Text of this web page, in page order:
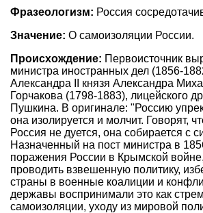
Фразеологизм: Россия
Значение: О самоизоляции России.
Происхождение: Первоисточник
министра иностранных дел (1856-
Александра II князя Александра
Горчакова (1798-1883), лицейского
Пушкина. В оригинале: "Россию
она изолируется и молчит. Говорят,
Россия не дуется, она собирается с
Назначенный на пост министра в
поражения России в Крымской
проводить взвешенную политику,
страны в военные коалиции и
державы воспринимали это как
самоизоляции, уходу из мировой